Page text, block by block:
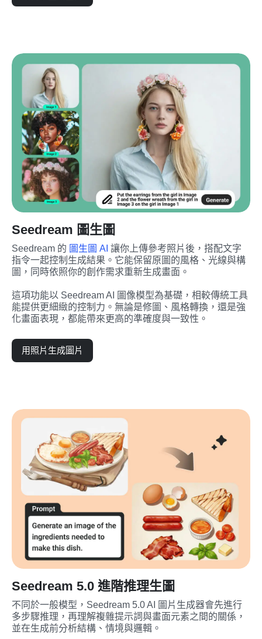
Seedream 圖生圖
Seedream 的 圖生圖 AI 讓你上傳參考照片後，搭配文字
指令一起控制生成結果。它能保留原圖的風格、光線與構
圖，同時依照你的創作需求重新生成畫面。
這項功能以 Seedream AI 圖像模型為基礎，相較傳統工具
能提供更細緻的控制力。無論是修圖、風格轉換，還是強
化畫面表現，都能帶來更高的準確度與一致性。
用照片生成圖片
Seedream 5.0 進階推理生圖
不同於一般模型，Seedream 5.0 AI 圖片生成器會先進行
多步驟推理，再理解複雜提示詞與畫面元素之間的關係，
並在生成前分析結構、情境與邏輯。